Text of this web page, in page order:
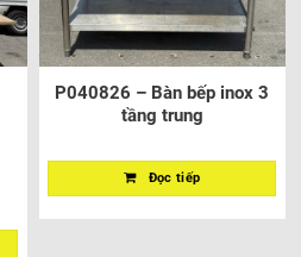
P040826 – Bàn bếp inox 3
tầng trung
Đọc tiếp